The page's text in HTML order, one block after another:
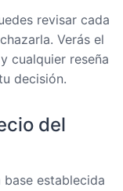
revisar cada
Verás el
cualquier reseña
decisión.
del
establecida